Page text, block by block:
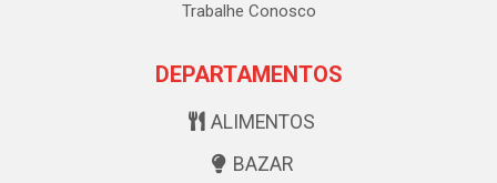
Trabalhe Conosco
DEPARTAMENTOS
ALIMENTOS
BAZAR